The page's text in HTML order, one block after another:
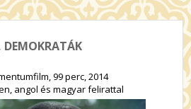
DEMOKRATÁK
99 perc, 2014
angol és magyar felirattal